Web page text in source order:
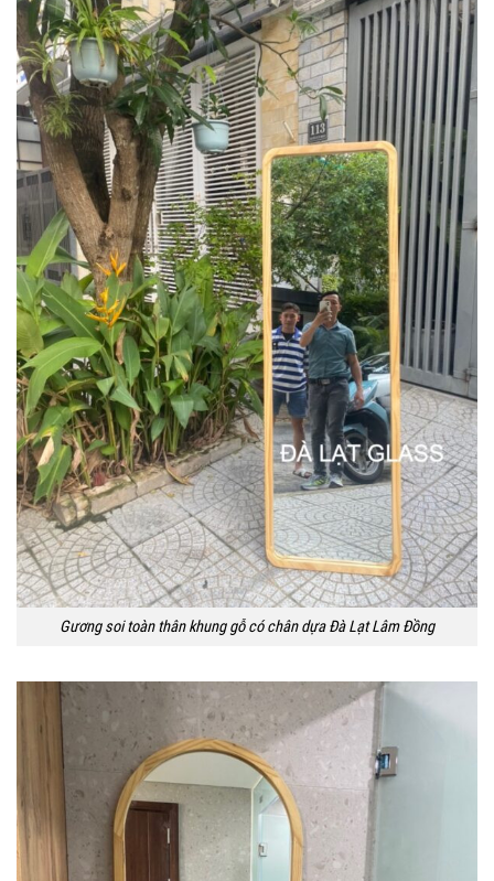
Gương soi toàn thân khung gỗ có chân dựa Đà Lạt Lâm Đồng